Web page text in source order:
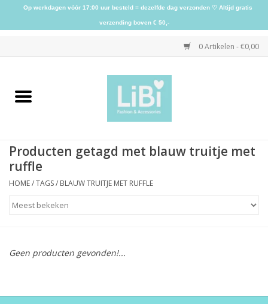
0 Artikelen - €0,00
Home
Kleding
Accessoires
Home deco
Producten getagd met blauw truitje met
ruffle
HOME/TAGS/ BLAUW TRUITJE MET RUFFLE
Geen producten gevonden!...
Op werkdagen vóór 17:00 uur besteld = dezelfde dag verzonden ♡ Altijd gratis
verzending boven € 50,-